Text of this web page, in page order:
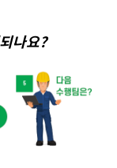
나요?